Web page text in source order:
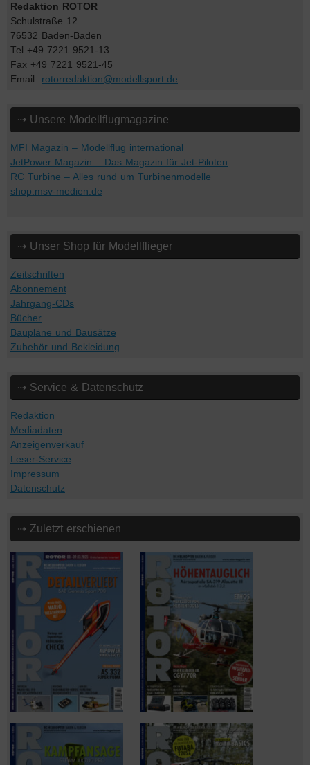
Redaktion ROTOR
Schulstraße 12
76532 Baden-Baden
Tel +49 7221 9521-13
Fax +49 7221 9521-45
Email rotorredaktion@modellsport.de
⇢ Unsere Modellflugmagazine
MFI Magazin – Modellflug international
JetPower Magazin – Das Magazin für Jet-Piloten
RC Turbine – Alles rund um Turbinenmodelle
shop.msv-medien.de
⇢ Unser Shop für Modellflieger
Zeitschriften
Abonnement
Jahrgang-CDs
Bücher
Baupläne und Bausätze
Zubehör und Bekleidung
⇢ Service & Datenschutz
Redaktion
Mediadaten
Anzeigenverkauf
Leser-Service
Impressum
Datenschutz
⇢ Zuletzt erschienen